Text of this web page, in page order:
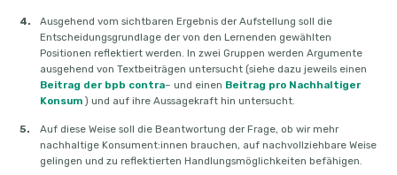
Ausgehend vom sichtbaren Ergebnis der Aufstellung soll die
Entscheidungsgrundlage der von den Lernenden gewählten
Positionen reflektiert werden. In zwei Gruppen werden Argumente
ausgehend von Textbeiträgen untersucht (siehe dazu jeweils einen
Beitrag der bpb contra– und einen Beitrag pro Nachhaltiger
Konsum) und auf ihre Aussagekraft hin untersucht.
Auf diese Weise soll die Beantwortung der Frage, ob wir mehr
nachhaltige Konsument:innen brauchen, auf nachvollziehbare Weise
gelingen und zu reflektierten Handlungsmöglichkeiten befähigen.